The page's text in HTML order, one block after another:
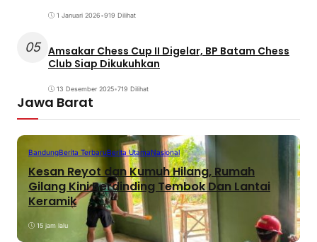
1 Januari 2026•919 Dilihat
05 Amsakar Chess Cup II Digelar, BP Batam Chess
Club Siap Dikukuhkan
13 Desember 2025•719 Dilihat
Jawa Barat
BandungBerita TerbaruBerita UtamaNasional
Kesan Reyot dan Kumuh Hilang, Rumah
Gilang Kini Berdinding Tembok Dan Lantai
Keramik
15 jam lalu